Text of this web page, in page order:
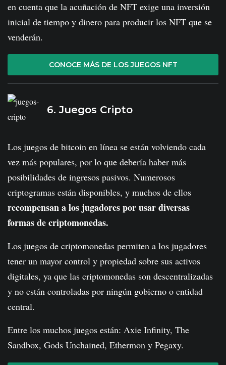
en cuenta que la acuñación de NFT exige una inversión
inicial de tiempo y dinero para producir los NFT que se
venderán.
CONOCE MÁS DE LOS JUEGOS NFT
6. Juegos Cripto
Los juegos de bitcoin en línea se están volviendo cada
vez más populares, por lo que debería haber más
posibilidades de ingresos pasivos. Numerosos
criptogramas están disponibles, y muchos de ellos
recompensan a los jugadores por usar diversas
formas de criptomonedas.
Los juegos de criptomonedas permiten a los jugadores
tener un mayor control y propiedad sobre sus activos
digitales, ya que las criptomonedas son descentralizadas
y no están controladas por ningún gobierno o entidad
central.
Entre los muchos juegos están: Axie Infinity, The
Sandbox, Gods Unchained, Ethermon y Pegaxy.